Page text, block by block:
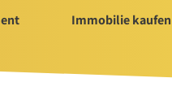
Immobilie kaufen